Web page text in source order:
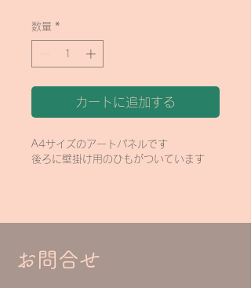
数量 *
カートに追加する
A4サイズのアートパネルです
後ろに壁掛け用のひもがついています
お問合せ